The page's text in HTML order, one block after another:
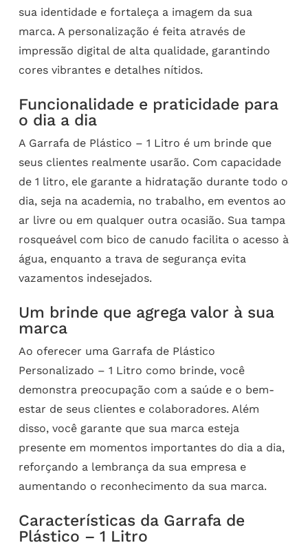
sua identidade e fortaleça a imagem da sua
marca. A personalização é feita através de
impressão digital de alta qualidade, garantindo
cores vibrantes e detalhes nítidos.
Funcionalidade e praticidade para
o dia a dia
A Garrafa de Plástico – 1 Litro é um brinde que
seus clientes realmente usarão. Com capacidade
de 1 litro, ele garante a hidratação durante todo o
dia, seja na academia, no trabalho, em eventos ao
ar livre ou em qualquer outra ocasião. Sua tampa
rosqueável com bico de canudo facilita o acesso à
água, enquanto a trava de segurança evita
vazamentos indesejados.
Um brinde que agrega valor à sua
marca
Ao oferecer uma Garrafa de Plástico
Personalizado – 1 Litro como brinde, você
demonstra preocupação com a saúde e o bem-
estar de seus clientes e colaboradores. Além
disso, você garante que sua marca esteja
presente em momentos importantes do dia a dia,
reforçando a lembrança da sua empresa e
aumentando o reconhecimento da sua marca.
Características da Garrafa de
Plástico – 1 Litro